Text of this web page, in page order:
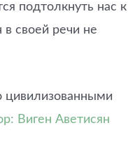
подтолкнуть нас к
своей речи не
цивилизованными
Виген Аветисян